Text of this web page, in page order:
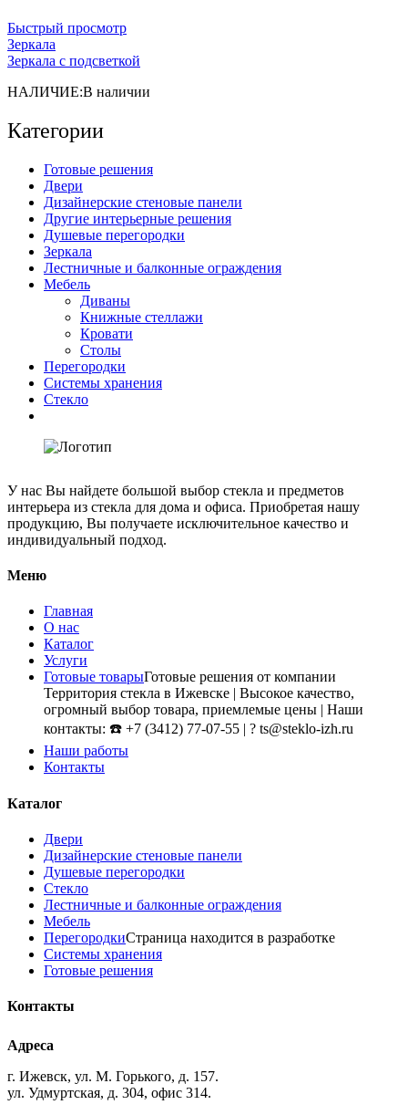
Быстрый просмотр
Зеркала
Зеркала с подсветкой
НАЛИЧИЕ:В наличии
Категории
Готовые решения
Двери
Дизайнерские стеновые панели
Другие интерьерные решения
Душевые перегородки
Зеркала
Лестничные и балконные ограждения
Мебель
Диваны
Книжные стеллажи
Кровати
Столы
Перегородки
Системы хранения
Стекло
У нас Вы найдете большой выбор стекла и предметов
интерьера из стекла для дома и офиса. Приобретая нашу
продукцию, Вы получаете исключительное качество и
индивидуальный подход.
Меню
Главная
О нас
Каталог
Услуги
Готовые товарыГотовые решения от компании
Территория стекла в Ижевске | Высокое качество,
огромный выбор товара, приемлемые цены | Наши
контакты: ☎️ +7 (3412) 77-07-55 | ? ts@steklo-izh.ru
Наши работы
Контакты
Каталог
Двери
Дизайнерские стеновые панели
Душевые перегородки
Стекло
Лестничные и балконные ограждения
Мебель
ПерегородкиСтраница находится в разработке
Системы хранения
Готовые решения
Контакты
Адреса
г. Ижевск, ул. М. Горького, д. 157.
ул. Удмуртская, д. 304, офис 314.